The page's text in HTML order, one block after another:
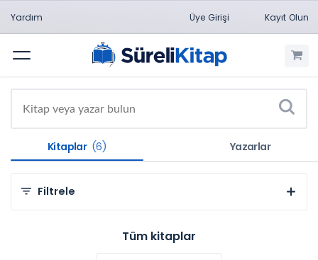
Yardım Üye Girişi Kayıt Olun
Menü
Kitaplar (6) Yazarlar
Filtrele
Tüm kitaplar